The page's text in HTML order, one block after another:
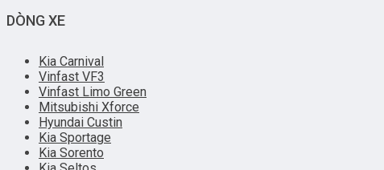
DÒNG XE
Kia Carnival
Vinfast VF3
Vinfast Limo Green
Mitsubishi Xforce
Hyundai Custin
Kia Sportage
Kia Sorento